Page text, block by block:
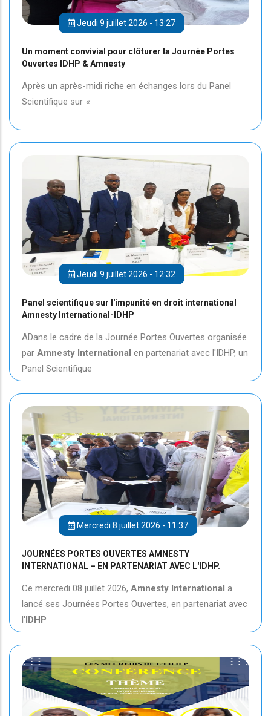
Jeudi 9 juillet 2026 - 13:27
Un moment convivial pour clôturer la Journée Portes
Ouvertes IDHP & Amnesty
Après un après-midi riche en échanges lors du Panel
Scientifique sur «
Jeudi 9 juillet 2026 - 12:32
Panel scientifique sur l'impunité en droit international
Amnesty International-IDHP
ADans le cadre de la Journée Portes Ouvertes organisée
par Amnesty International en partenariat avec l'IDHP, un
Panel Scientifique
Mercredi 8 juillet 2026 - 11:37
JOURNÉES PORTES OUVERTES AMNESTY
INTERNATIONAL – EN PARTENARIAT AVEC L'IDHP.
Ce mercredi 08 juillet 2026, Amnesty International a
lancé ses Journées Portes Ouvertes, en partenariat avec
l'IDHP